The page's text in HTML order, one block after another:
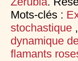
Mots-clés :
stochastique
dynamique
flamants